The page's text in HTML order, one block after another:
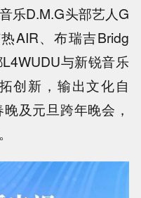
乐D.M.G头部艺人G
AIR、布瑞吉Bridg
与新锐音乐
创新，输出文化自
及元旦跨年晚会，